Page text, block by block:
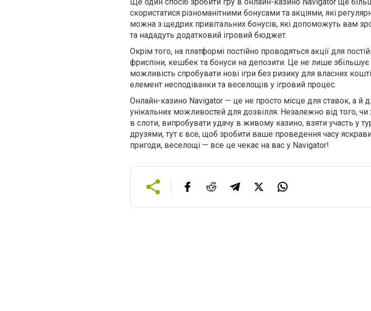
скористатися різноманітними бонусами та акціями, які
можна з щедрих привітальних бонусів, які допоможуть вам
та нададуть додатковий ігровий бюджет.
Окрім того, на платформі постійно проводяться акції для
фриспіни, кешбек та бонуси на депозити. Це не лише
можливість спробувати нові ігри без ризику для власних
елемент несподіванки та веселощів у ігровий процес.
Онлайн-казино Navigator — це не просто місце для ставок, а й
унікальних можливостей для дозвілля. Незалежно від того,
в слоти, випробувати удачу в живому казино, взяти участь у
друзями, тут є все, щоб зробити ваше проведення часу
пригоди, веселощі — все це чекає на вас у Navigator!